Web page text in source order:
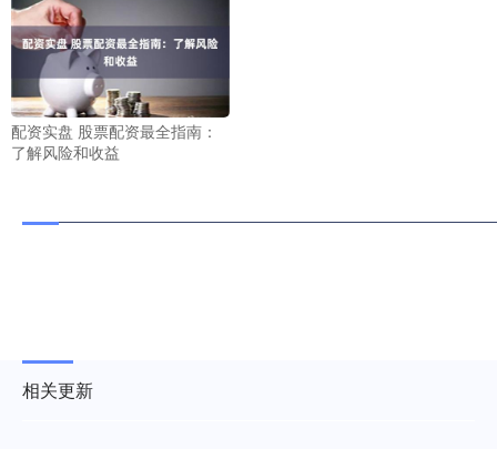
配资实盘 股票配资最全指南：
了解风险和收益
相关更新